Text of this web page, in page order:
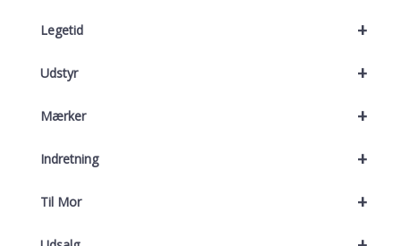
+
Legetid
+
Udstyr
+
Mærker
+
Indretning
+
Til Mor